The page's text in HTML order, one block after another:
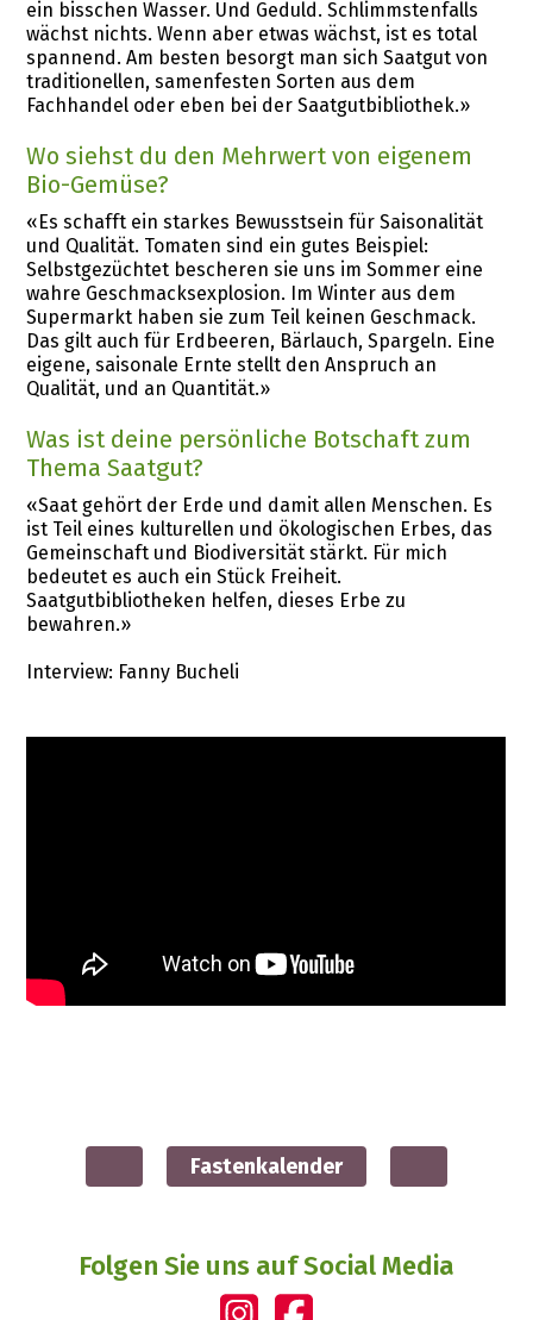
ein bisschen Wasser. Und Geduld. Schlimmstenfalls
wächst nichts. Wenn aber etwas wächst, ist es total
spannend. Am besten besorgt man sich Saatgut von
traditionellen, samenfesten Sorten aus dem
Fachhandel oder eben bei der Saatgutbibliothek.»
Wo siehst du den Mehrwert von eigenem
Bio-Gemüse?
«Es schafft ein starkes Bewusstsein für Saisonalität
und Qualität. Tomaten sind ein gutes Beispiel:
Selbstgezüchtet bescheren sie uns im Sommer eine
wahre Geschmacksexplosion. Im Winter aus dem
Supermarkt haben sie zum Teil keinen Geschmack.
Das gilt auch für Erdbeeren, Bärlauch, Spargeln. Eine
eigene, saisonale Ernte stellt den Anspruch an
Qualität, und an Quantität.»
Was ist deine persönliche Botschaft zum
Thema Saatgut?
«Saat gehört der Erde und damit allen Menschen. Es
ist Teil eines kulturellen und ökologischen Erbes, das
Gemeinschaft und Biodiversität stärkt. Für mich
bedeutet es auch ein Stück Freiheit.
Saatgutbibliotheken helfen, dieses Erbe zu
bewahren.»
Interview: Fanny Bucheli
Fastenkalender
Folgen Sie uns auf Social Media